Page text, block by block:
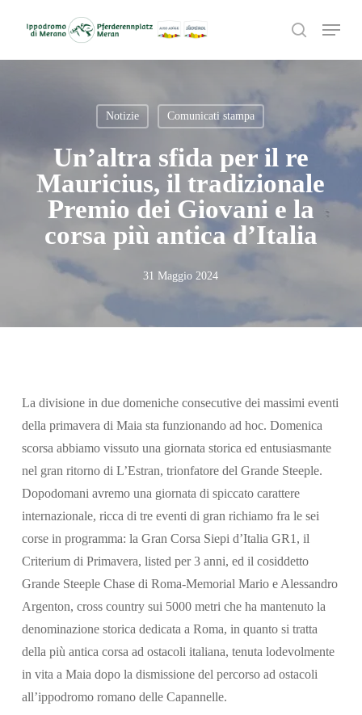
search
Menu
Notizie Comunicati stampa
Un’altra sfida per il re
Mauricius, il tradizionale
Premio dei Giovani e la
corsa più antica d’Italia
31 Maggio 2024
La divisione in due domeniche consecutive dei massimi eventi
della primavera di Maia sta funzionando ad hoc. Domenica
scorsa abbiamo vissuto una giornata storica ed entusiasmante
nel gran ritorno di L’Estran, trionfatore del Grande Steeple.
Dopodomani avremo una giornata di spiccato carattere
internazionale, ricca di tre eventi di gran richiamo fra le sei
corse in programma: la Gran Corsa Siepi d’Italia GR1, il
Criterium di Primavera, listed per 3 anni, ed il cosiddetto
Grande Steeple Chase di Roma-Memorial Mario e Alessandro
Argenton, cross country sui 5000 metri che ha mantenuto la
denominazione storica dedicata a Roma, in quanto si tratta
della più antica corsa ad ostacoli italiana, tenuta lodevolmente
in vita a Maia dopo la dismissione del percorso ad ostacoli
all’ippodromo romano delle Capannelle.